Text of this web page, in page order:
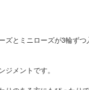
とミニローズが3輪ず
メントです。